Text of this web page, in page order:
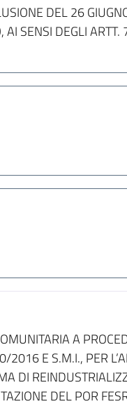
DEL 26
SENSI DEGLI ARTT.
A
2016 E S.M.I., PER
DI
DEL POR